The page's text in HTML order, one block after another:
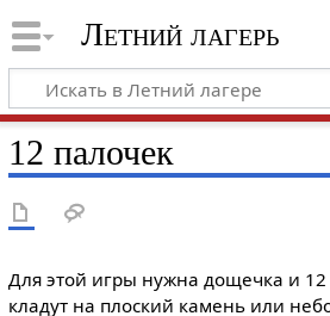
Летний лагерь
12 палочек
Для этой игры нужна дощечка и
кладут на плоский камень или